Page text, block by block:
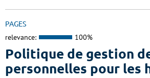
PAGES
relevance: 100%
Politique de gestion
personnelles pour les